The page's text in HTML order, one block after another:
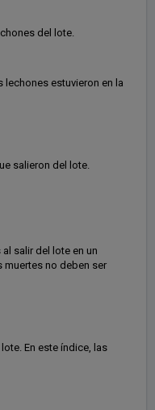
del lote.
estuvieron en la
salieron del lote.
salir del lote en un
muertes no deben ser
En este índice, las